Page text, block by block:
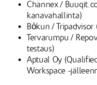
Channex /
kanavahallinta)
Bòkun /
Tervarumpu /
testaus)
Aptual Oy
Workspace -